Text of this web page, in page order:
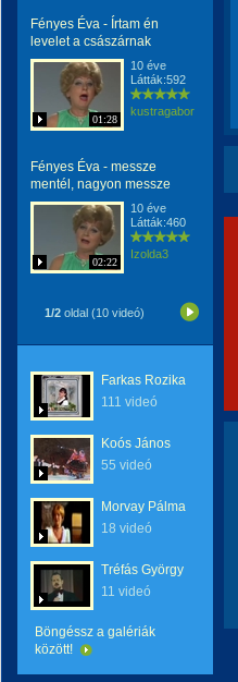
Fényes Éva - Írtam én
levelet a császárnak
01:28
10 éve
Látták:592
kustragabor
Fényes Éva - messze
mentél, nagyon messze
02:22
10 éve
Látták:460
Izolda3
1/2 oldal (10 videó)
Farkas Rozika
111 videó
Koós János
55 videó
Morvay Pálma
18 videó
Tréfás György
11 videó
Böngéssz a galériák
között!